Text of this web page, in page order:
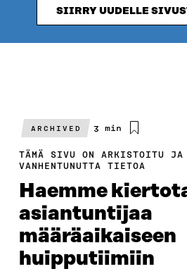
SIIRRY UUDELLE
ARCHIVED
Arvioitu
3 min
TÄMÄ SIVU ON ARKISTOITU JA
VANHENTUNUTTA TIETOA
Haemme
asiantuntijaa
määräaikaiseen
huipputiimiin